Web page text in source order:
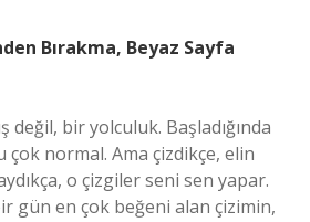
Bırakma, Beyaz Sayfa
değil, bir yolculuk. Başladığında
normal. Ama çizdikçe, elin
o çizgiler seni sen yapar.
gün en çok beğeni alan çizimin,